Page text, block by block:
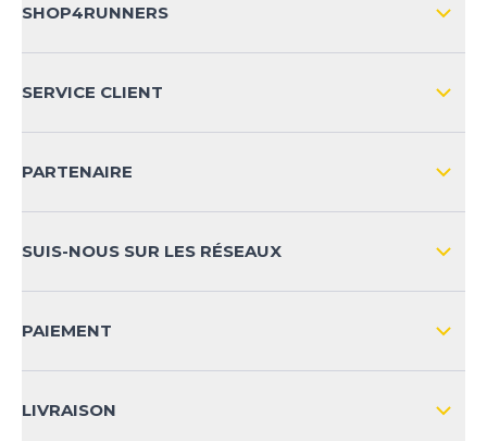
SHOP4RUNNERS
SERVICE CLIENT
CONTACT
SÉCURITÉ DES PRODUITS
PARTENAIRE
SUIS-NOUS SUR LES RÉSEAUX
PAIEMENT
LIVRAISON